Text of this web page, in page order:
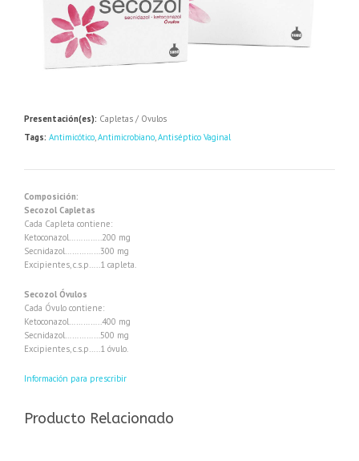
Presentación(es): Capletas / Ovulos
Tags: Antimicótico,Antimicrobiano,Antiséptico Vaginal
Composición:
Secozol Capletas
Cada Capleta contiene:
Ketoconazol…………..200 mg
Secnidazol……………300 mg
Excipientes, c.s.p…..1 capleta.
Secozol Óvulos
Cada Óvulo contiene:
Ketoconazol…………..400 mg
Secnidazol……………500 mg
Excipientes, c.s.p…..1 óvulo.
Información para prescribir
Producto Relacionado